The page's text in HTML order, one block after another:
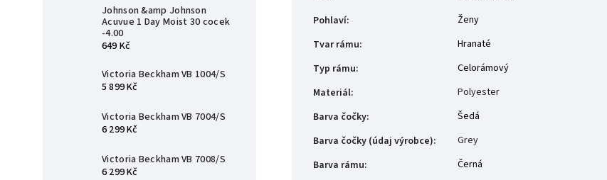
Johnson &amp Johnson
Acuvue 1 Day Moist 30 cocek
-4.00
649 Kč
Victoria Beckham VB 1004/S
5 899 Kč
Victoria Beckham VB 7004/S
6 299 Kč
Victoria Beckham VB 7008/S
6 299 Kč
Pohlaví:
Ženy
Tvar rámu:
Hranaté
Typ rámu:
Celorámový
Materiál:
Polyester
Barva čočky:
Šedá
Barva čočky (údaj výrobce):
Grey
Barva rámu:
Černá